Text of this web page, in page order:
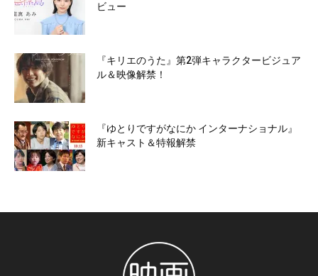
ビュー
『キリエのうた』第2弾キャラクタービジュア
ル＆映像解禁！
『ゆとりですがなにか インターナショナル』
新キャスト＆特報解禁